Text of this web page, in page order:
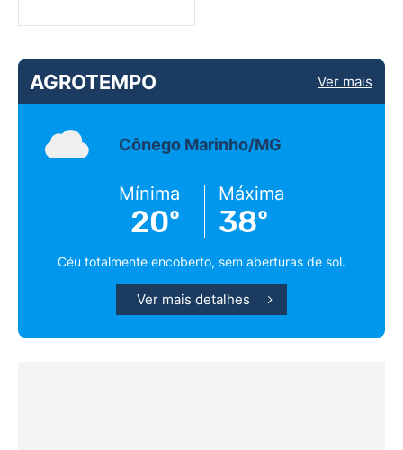
AGROTEMPO Ver mais
Cônego Marinho/MG
Mínima
20º
Máxima
38º
Céu totalmente encoberto, sem aberturas de sol.
Ver mais detalhes